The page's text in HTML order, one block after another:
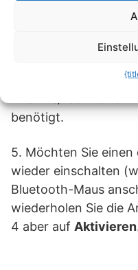
4. Auf die gleiche
gegebenenfalls
vorausgesetzt, an
benötigt.
5. Möchten Sie
wieder einschalten
Bluetooth-Maus
wiederholen Sie die
4 aber auf Aktivieren